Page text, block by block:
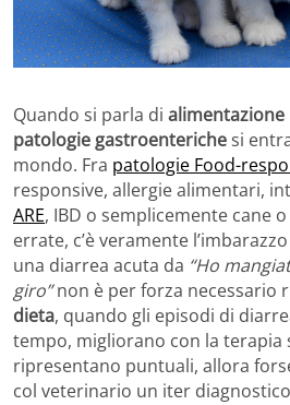
Quando si parla di alimentazione
patologie gastroenterichesi
mondo. Fra patologie Food-
responsive, allergie alimentari,
ARE, IBD o semplicemente cane
errate, c’è veramente
una diarrea acuta da “Ho
giro”non è per forza necessario
dieta, quando gli episodi di
tempo, migliorano con la terapia
ripresentano puntuali, allora
col veterinario un iter